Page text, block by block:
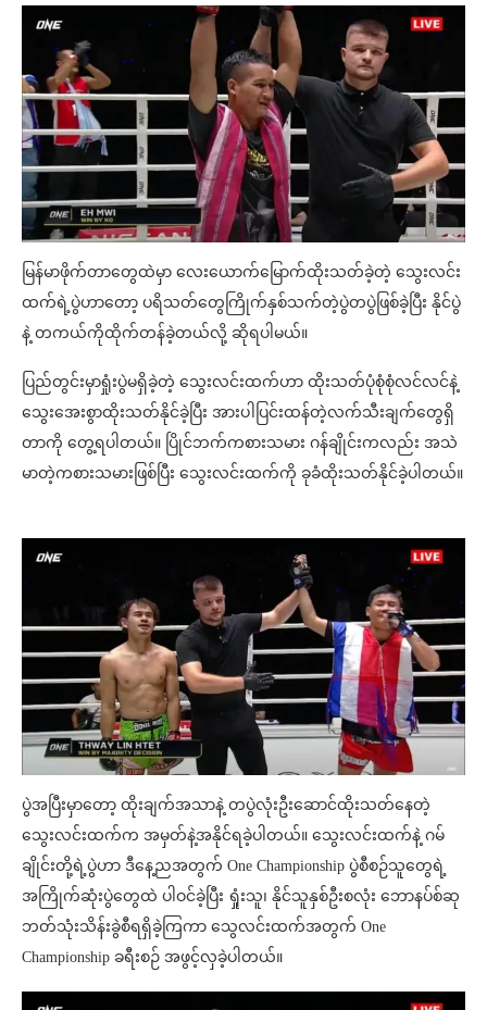
မြန်မာဖိုက်တာတွေထဲမှာ လေးယောက်မြောက်ထိုးသတ်ခဲ့တဲ့ သွေးလင်း
ထက်ရဲ့ပွဲဟာတော့ ပရိသတ်တွေကြိုက်နှစ်သက်တဲ့ပွဲတပွဲဖြစ်ခဲ့ပြီး နိုင်ပွဲ
နဲ့ တကယ်ကိုထိုက်တန်ခဲ့တယ်လို့ ဆိုရပါမယ်။
ပြည်တွင်းမှာရှုံးပွဲမရှိခဲ့တဲ့ သွေးလင်းထက်ဟာ ထိုးသတ်ပုံစုံစုံလင်လင်နဲ့
သွေးအေးစွာထိုးသတ်နိုင်ခဲ့ပြီး အားပါပြင်းထန်တဲ့လက်သီးချက်တွေရှိ
တာကို တွေ့ရပါတယ်။ ပြိုင်ဘက်ကစားသမား ဂန်ချိုင်းကလည်း အသဲ
မာတဲ့ကစားသမားဖြစ်ပြီး သွေးလင်းထက်ကို ခုခံထိုးသတ်နိုင်ခဲ့ပါတယ်။
ပွဲအပြီးမှာတော့ ထိုးချက်အသာနဲ့ တပွဲလုံးဦးဆောင်ထိုးသတ်နေတဲ့
သွေးလင်းထက်က အမှတ်နဲ့အနိုင်ရခဲ့ပါတယ်။ သွေးလင်းထက်နဲ့ ဂမ်
ချိုင်းတို့ရဲ့ပွဲဟာ ဒီနေ့ညအတွက် One Championship ပွဲစီစဉ်သူတွေရဲ့
အကြိုက်ဆုံးပွဲတွေထဲ ပါဝင်ခဲ့ပြီး ရှုံးသူ၊ နိုင်သူနှစ်ဦးစလုံး ဘောနပ်စ်ဆု
ဘတ်သုံးသိန်းခွဲစီရရှိခဲ့ကြကာ သွေလင်းထက်အတွက် One
Championship ခရီးစဉ် အဖွင့်လှခဲ့ပါတယ်။